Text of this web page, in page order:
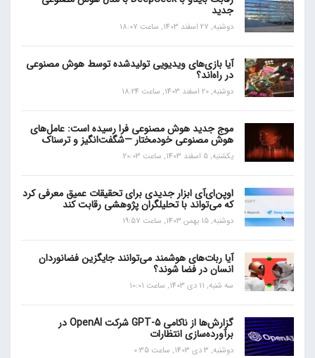
جدید
دوشنبه, 27 اسفند 1403, ساعت 18:07
آیا بازی‌های ویدیویی تولیدشده توسط هوش مصنوعی
در راه‌اند؟
دوشنبه, 20 اسفند 1403, ساعت 18:24
موج جدید هوش مصنوعی فرا رسیده است: عامل‌های
هوش مصنوعی خودمختار —شگفت‌انگیز و ترسناک
یکشنبه, 5 اسفند 1403, ساعت 20:03
اوپن‌ای‌آی ابزار جدیدی برای تحقیقات عمیق معرفی کرد
که می‌تواند با تحلیلگران پژوهشی رقابت کند
دوشنبه, 15 بهمن 1403, ساعت 19:57
آیا ربات‌های هوشمند می‌توانند جایگزین فضانوردان
انسان در فضا شوند؟
سه شنبه, 11 دی 1403, ساعت 10:01
گزارش‌ها از ناکامی GPT-5 شرکت OpenAI در
برآورده‌سازی انتظارات
دوشنبه, 3 دی 1403, ساعت 0:35